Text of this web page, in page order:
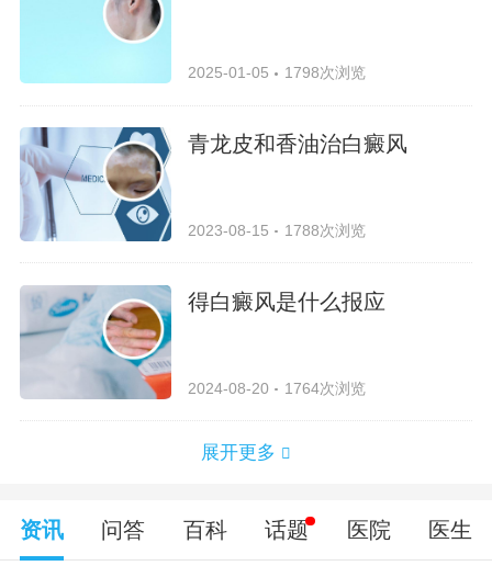
2025-01-05 1798次浏览
青龙皮和香油治白癜风
2023-08-15 1788次浏览
得白癜风是什么报应
2024-08-20 1764次浏览
展开更多
资讯 问答 百科 话题 医院 医生